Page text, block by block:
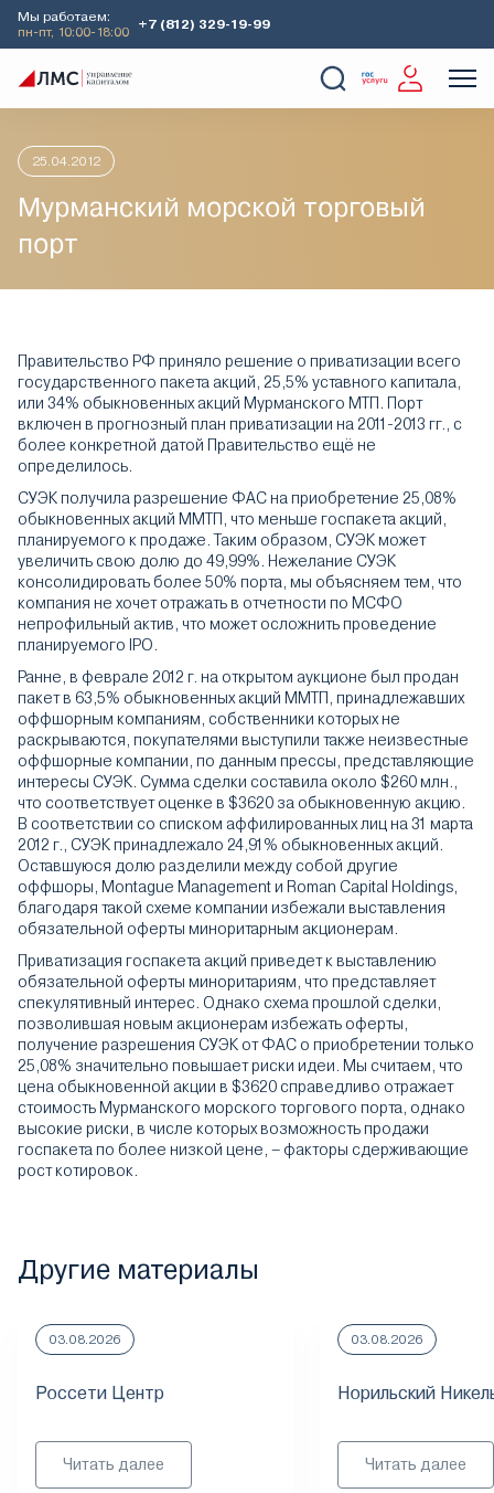
Мы работаем:
пн-пт, 10:00-18:00
+7 (812) 329-19-99
Главная Аналитика
25.04.2012
Мурманский морской торговый
порт
Правительство РФ приняло решение о приватизации всего
государственного пакета акций, 25,5% уставного капитала,
или 34% обыкновенных акций Мурманского МТП. Порт
включен в прогнозный план приватизации на 2011-2013 гг., с
более конкретной датой Правительство ещё не
определилось.
СУЭК получила разрешение ФАС на приобретение 25,08%
обыкновенных акций ММТП, что меньше госпакета акций,
планируемого к продаже. Таким образом, СУЭК может
увеличить свою долю до 49,99%. Нежелание СУЭК
консолидировать более 50% порта, мы объясняем тем, что
компания не хочет отражать в отчетности по МСФО
непрофильный актив, что может осложнить проведение
планируемого IPO.
Ранне, в феврале 2012 г. на открытом аукционе был продан
пакет в 63,5% обыкновенных акций ММТП, принадлежавших
оффшорным компаниям, собственники которых не
раскрываются, покупателями выступили также неизвестные
оффшорные компании, по данным прессы, представляющие
интересы СУЭК. Сумма сделки составила около $260 млн.,
что соответствует оценке в $3620 за обыкновенную акцию.
В соответствии со списком аффилированных лиц на 31 марта
2012 г., СУЭК принадлежало 24,91% обыкновенных акций.
Оставшуюся долю разделили между собой другие
оффшоры, Montague Management и Roman Capital Holdings,
благодаря такой схеме компании избежали выставления
обязательной оферты миноритарным акционерам.
Приватизация госпакета акций приведет к выставлению
обязательной оферты миноритариям, что представляет
спекулятивный интерес. Однако схема прошлой сделки,
позволившая новым акционерам избежать оферты,
получение разрешения СУЭК от ФАС о приобретении только
25,08% значительно повышает риски идеи. Мы считаем, что
цена обыкновенной акции в $3620 справедливо отражает
стоимость Мурманского морского торгового порта, однако
высокие риски, в числе которых возможность продажи
госпакета по более низкой цене, – факторы сдерживающие
рост котировок.
Другие материалы
03.08.2026
Россети Центр
Читать далее
03.08.2026
Норильский
Читать далее